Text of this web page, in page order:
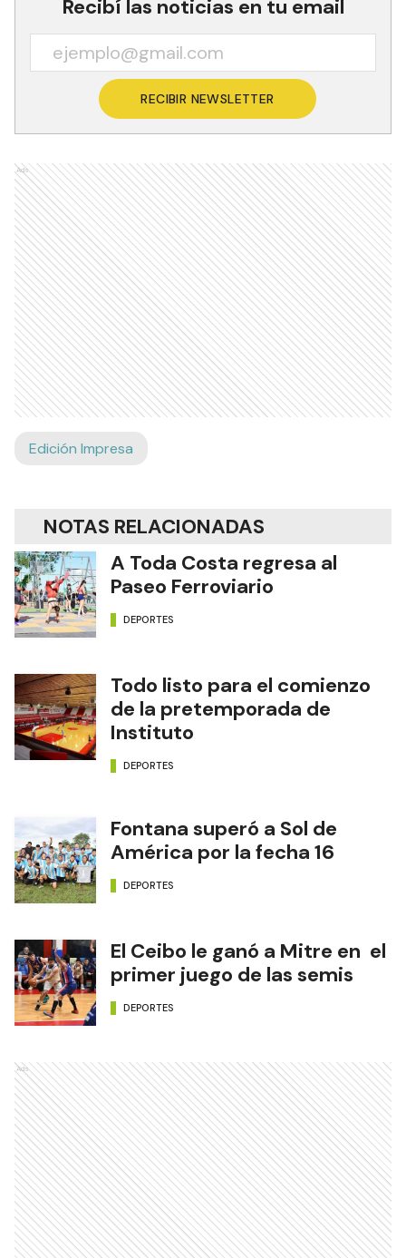
Recibí las noticias en tu email
RECIBIR NEWSLETTER
Ads
Edición Impresa
NOTAS RELACIONADAS
A Toda Costa regresa al
Paseo Ferroviario
DEPORTES
Todo listo para el comienzo
de la pretemporada de
Instituto
DEPORTES
Fontana superó a Sol de
América por la fecha 16
DEPORTES
El Ceibo le ganó a Mitre en el
primer juego de las semis
DEPORTES
Ads